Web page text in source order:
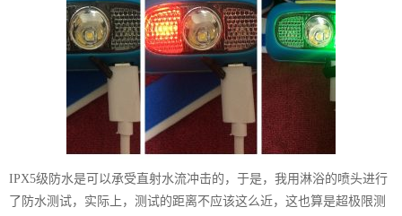
IPX5级防水是可以承受直射水流冲击的，于是，我用淋浴的喷头进行
了防水测试，实际上，测试的距离不应该这么近，这也算是超极限测